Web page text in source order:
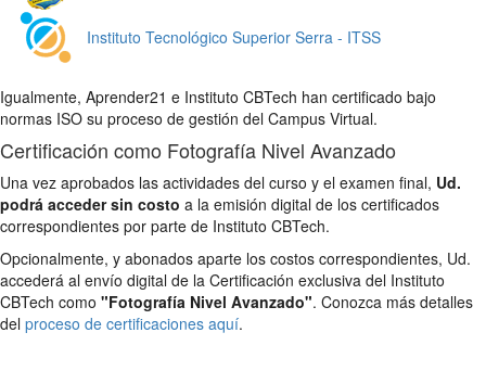
Instituto Tecnológico Superior Serra - ITSS
Igualmente, Aprender21 e Instituto CBTech han certificado bajo
normas ISO su proceso de gestión del Campus Virtual.
Certificación como Fotografía Nivel Avanzado
Una vez aprobados las actividades del curso y el examen final, Ud.
podrá acceder sin costo a la emisión digital de los certificados
correspondientes por parte de Instituto CBTech.
Opcionalmente, y abonados aparte los costos correspondientes, Ud.
accederá al envío digital de la Certificación exclusiva del Instituto
CBTech como "Fotografía Nivel Avanzado". Conozca más detalles
del proceso de certificaciones aquí.